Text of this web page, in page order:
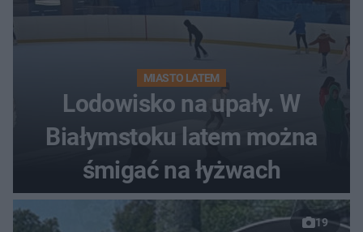
MIASTO LATEM
Lodowisko na upały. W
Białymstoku latem można
śmigać na łyżwach
19